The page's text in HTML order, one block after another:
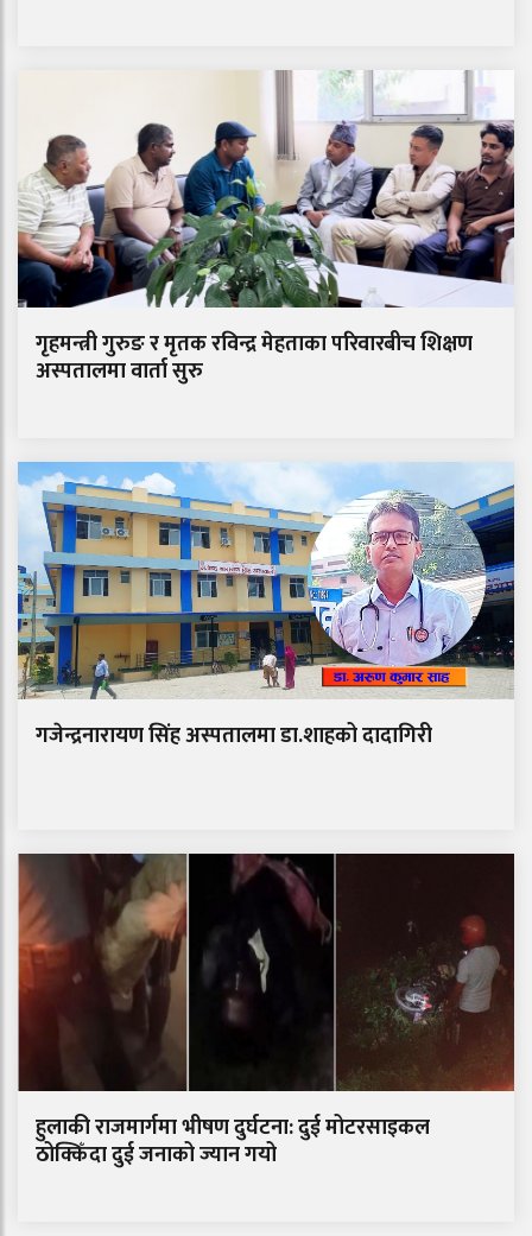
गृहमन्त्री गुरुङ र मृतक रविन्द्र मेहताका परिवारबीच शिक्षण
अस्पतालमा वार्ता सुरु
गजेन्द्रनारायण सिंह अस्पतालमा डा.शाहको दादागिरी
हुलाकी राजमार्गमा भीषण दुर्घटना: दुई मोटरसाइकल
ठोक्किँदा दुई जनाको ज्यान गयो